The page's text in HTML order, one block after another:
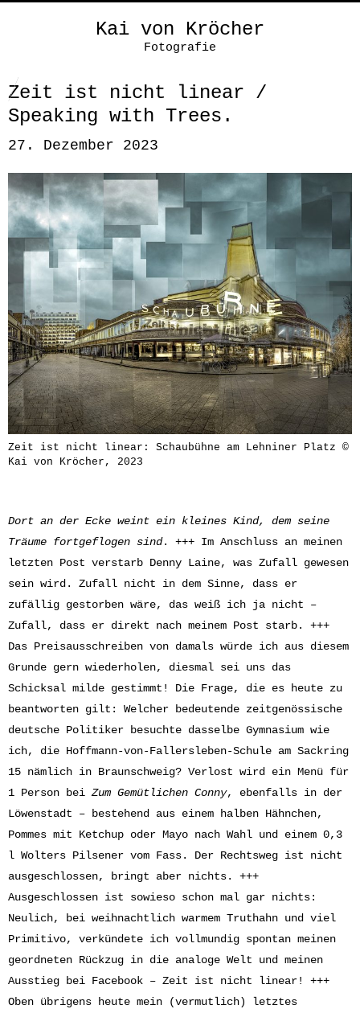
Kai von Kröcher
Fotografie
Zeit ist nicht linear /
Speaking with Trees.
27. Dezember 2023
Zeit ist nicht linear: Schaubühne am Lehniner Platz ©
Kai von Kröcher, 2023
Dort an der Ecke weint ein kleines Kind, dem seine
Träume fortgeflogen sind. +++ Im Anschluss an meinen
letzten Post verstarb Denny Laine, was Zufall gewesen
sein wird. Zufall nicht in dem Sinne, dass er
zufällig gestorben wäre, das weiß ich ja nicht –
Zufall, dass er direkt nach meinem Post starb. +++
Das Preisausschreiben von damals würde ich aus diesem
Grunde gern wiederholen, diesmal sei uns das
Schicksal milde gestimmt! Die Frage, die es heute zu
beantworten gilt: Welcher bedeutende zeitgenössische
deutsche Politiker besuchte dasselbe Gymnasium wie
ich, die Hoffmann-von-Fallersleben-Schule am Sackring
15 nämlich in Braunschweig? Verlost wird ein Menü für
1 Person beiZum Gemütlichen Conny, ebenfalls in der
Löwenstadt – bestehend aus einem halben Hähnchen,
Pommes mit Ketchup oder Mayo nach Wahl und einem 0,3
l Wolters Pilsener vom Fass. Der Rechtsweg ist nicht
ausgeschlossen, bringt aber nichts. +++
Ausgeschlossen ist sowieso schon mal gar nichts:
Neulich, bei weihnachtlich warmem Truthahn und viel
Primitivo, verkündete ich vollmundig spontan meinen
geordneten Rückzug in die analoge Welt und meinen
Ausstieg bei Facebook – Zeit ist nicht linear! +++
Oben übrigens heute mein (vermutlich) letztes